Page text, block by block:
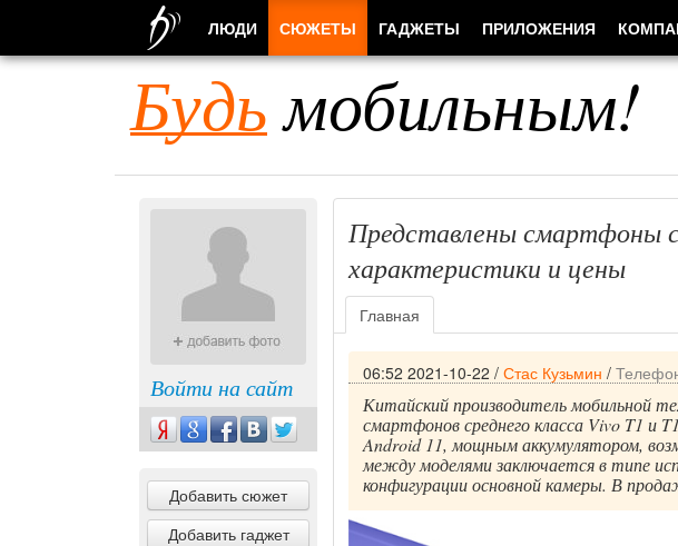
Будьмобильным!
Войти на сайт
Добавить сюжет
Добавить гаджет
Представлены смартфоны
характеристики и цены
Главная
06:52 2021-10-22 / Стас Кузьмин /
Китайский производитель мобильной
смартфонов среднего класса Vivo T1
Android 11, мощным аккумулятором,
между моделями заключается в типе
конфигурации основной камеры. В
ЛЮДИ СЮЖЕТЫ ГАДЖЕТЫ ПРИЛОЖЕНИЯ